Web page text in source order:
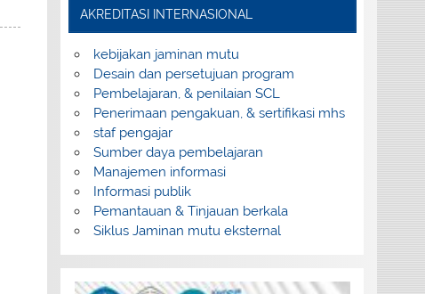
AKREDITASI INTERNASIONAL
kebijakan jaminan mutu
Desain dan persetujuan program
Pembelajaran, & penilaian SCL
Penerimaan pengakuan, & sertifikasi mhs
staf pengajar
Sumber daya pembelajaran
Manajemen informasi
Informasi publik
Pemantauan & Tinjauan berkala
Siklus Jaminan mutu eksternal